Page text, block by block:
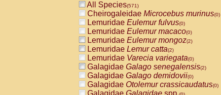
All Species(571)
Cheirogaleidae Microcebus murinus(0)
Lemuridae Eulemur fulvus(0)
Lemuridae Eulemur macaco(0)
Lemuridae Eulemur mongoz(2)
Lemuridae Lemur catta(2)
Lemuridae Varecia variegata(0)
Galagidae Galago senegalensis(2)
Galagidae Galago demidovii(0)
Galagidae Otolemur crassicaudatus(0)
Galagidae Galagidae spp.